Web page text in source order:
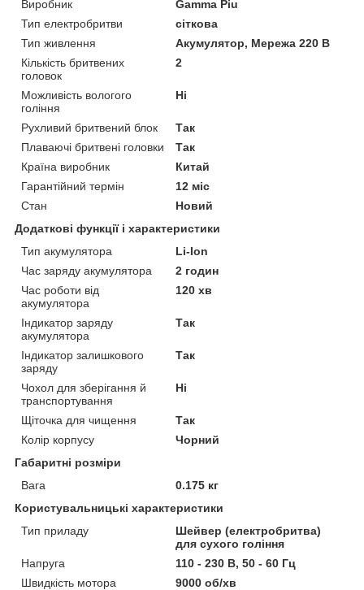
Виробник
Gamma Piu
Тип електробритви
сіткова
Тип живлення
Акумулятор, Мережа 220 В
Кількість бритвених
головок
2
Можливість вологого
гоління
Ні
Рухливий бритвений блок
Так
Плаваючі бритвені головки
Так
Країна виробник
Китай
Гарантійний термін
12 міс
Стан
Новий
Додаткові функції і характеристики
Тип акумулятора
Li-Ion
Час заряду акумулятора
2 годин
Час роботи від
акумулятора
120 хв
Індикатор заряду
акумулятора
Так
Індикатор залишкового
заряду
Так
Чохол для зберігання й
транспортування
Ні
Щіточка для чищення
Так
Колір корпусу
Чорний
Габаритні розміри
Вага
0.175 кг
Користувальницькі характеристики
Тип приладу
Шейвер (електробритва)
для сухого гоління
Напруга
110 - 230 В, 50 - 60 Гц
Швидкість мотора
9000 об/хв